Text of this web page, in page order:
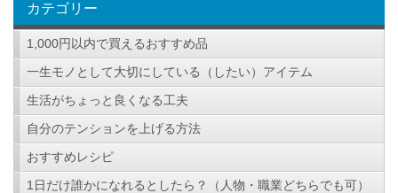
カテゴリー
1,000円以内で買えるおすすめ品
一生モノとして大切にしている（したい）アイテム
生活がちょっと良くなる工夫
自分のテンションを上げる方法
おすすめレシピ
1日だけ誰かになれるとしたら？（人物・職業どちらでも可）